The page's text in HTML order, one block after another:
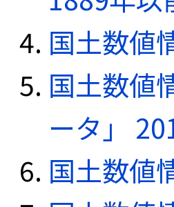
国土数値
国土数値
ータ」
国土数値